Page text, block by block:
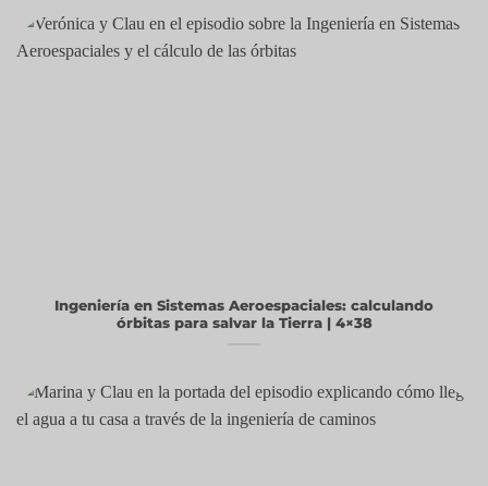
Ingeniería en Sistemas Aeroespaciales: calculando
órbitas para salvar la Tierra | 4×38